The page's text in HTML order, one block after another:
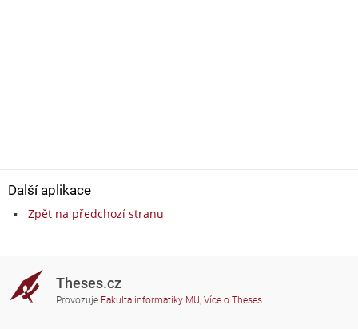
Další aplikace
Zpět na předchozí stranu
Theses.cz
Provozuje Fakulta informatiky MU, Více o Theses